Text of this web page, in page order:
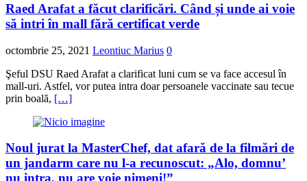
Raed Arafat a făcut clarificări. Când și unde ai voie
să intri în mall fără certificat verde
octombrie 25, 2021 Leontiuc Marius 0
Şeful DSU Raed Arafat a clarificat luni cum se va face accesul în
mall-uri. Astfel, vor putea intra doar persoanele vaccinate sau tecue
prin boală, […]
Noul jurat la MasterChef, dat afară de la filmări de
un jandarm care nu l-a recunoscut: „Alo, domnu’